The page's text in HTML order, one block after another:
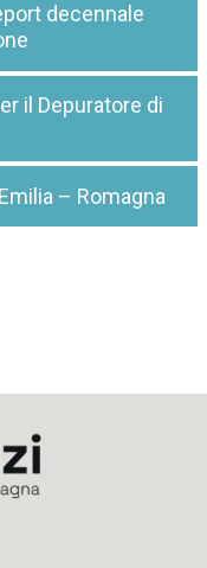
decennale
il Depuratore di
– Romagna